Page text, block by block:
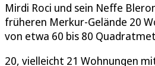
Mirdi Roci und sein Neffe
früheren Merkur-Gelände 20
von etwa 60 bis 80
20, vielleicht 21 Wohnungen